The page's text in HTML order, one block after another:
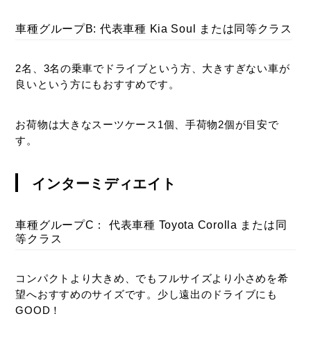
車種グループB: 代表車種 Kia Soul または同等クラス
2名、3名の乗車でドライブという方、大きすぎない車が
良いという方にもおすすめです。
お荷物は大きなスーツケース1個、手荷物2個が目安で
す。
インターミディエイト
車種グループC： 代表車種 Toyota Corolla または同
等クラス
コンパクトより大きめ、でもフルサイズより小さめを希
望へおすすめのサイズです。少し遠出のドライブにも
GOOD！